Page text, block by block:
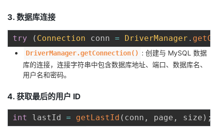
3. 数据库连接
try ( Connection conn = DriverManager .
DriverManager.getConnection() : 创建与 MySQL 数据
库的连接，连接字符串中包含数据库地址、端口、数据库名、
用户名和密码。
4. 获取最后的用户 ID
int lastId = getLastId ( conn , page , size ) ;